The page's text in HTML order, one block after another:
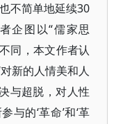
不简单地延续30
企图以“儒家思
同，本文作者认
新的人情美和人
与超脱，对人性
与的‘革命’和‘革